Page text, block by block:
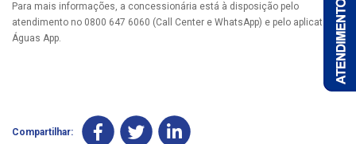
Para mais informações, a concessionária está à disposição pelo
atendimento no 0800 647 6060 (Call Center e WhatsApp) e pelo aplicativo
Águas App.
Compartilhar: